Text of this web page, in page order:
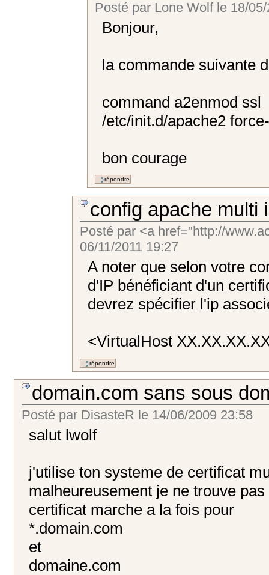
Posté par Lone Wolf le18/05/
Bonjour,
la commande suivante
command a2enmod ssl
/etc/init.d/apache2
bon courage
config apache multi
Posté par <a href="http://
06/11/2011 19:27
A noter que selon votre
d'IP bénéficiant d'un
devrez spécifier l'ip
<VirtualHost
domain.com sans sous
Posté par DisasteR le 14/06/2009 23:58
salut lwolf
j'utilise ton systeme de certificat
malheureusement je ne trouve
certificat marche a la fois pour
*.domain.com
et
domaine.com